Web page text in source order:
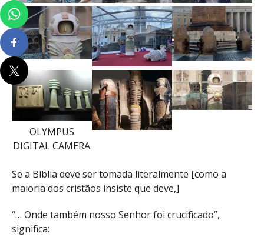
OLYMPUS
DIGITAL CAMERA
Se a Bíblia deve ser tomada literalmente [como a
maioria dos cristãos insiste que deve,]
“… Onde também nosso Senhor foi crucificado”,
significa: